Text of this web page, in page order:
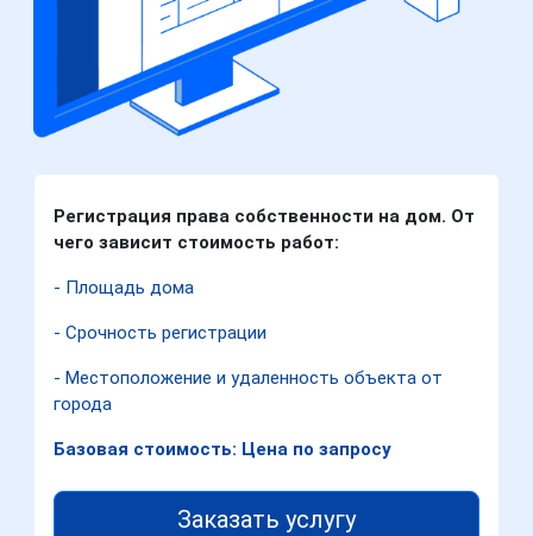
Регистрация права собственности на дом. От
чего зависит стоимость работ:
- Площадь дома
- Срочность регистрации
- Местоположение и удаленность объекта от
города
Базовая стоимость: Цена по запросу
Заказать услугу